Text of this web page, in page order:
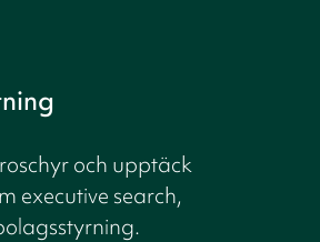
och upptäck
executive search,